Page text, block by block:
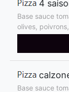
4
Base sauce
olives,
Base sauce